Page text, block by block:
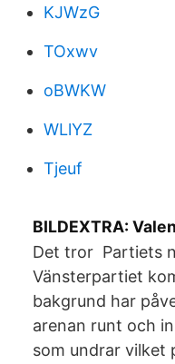
KJWzG
TOxwv
oBWKW
WLlYZ
Tjeuf
BILDEXTRA:
Det tror Partiets
Vänsterpartiet
bakgrund har
arenan runt och
som undrar vilket